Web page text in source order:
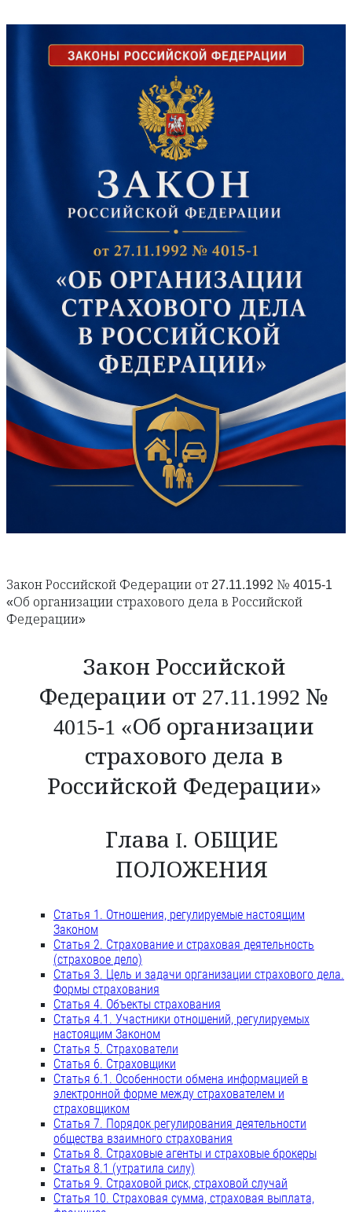
Закон Российской Федерации от 27.11.1992 № 4015-1
«Об организации страхового дела в Российской
Федерации»
Закон Российской
Федерации от 27.11.1992 №
4015-1 «Об организации
страхового дела в
Российской Федерации»
Глава I. ОБЩИЕ
ПОЛОЖЕНИЯ
Статья 1. Отношения, регулируемые настоящим
Законом
Статья 2. Страхование и страховая деятельность
(страховое дело)
Статья 3. Цель и задачи организации страхового дела.
Формы страхования
Статья 4. Объекты страхования
Статья 4.1. Участники отношений, регулируемых
настоящим Законом
Статья 5. Страхователи
Статья 6. Страховщики
Статья 6.1. Особенности обмена информацией в
электронной форме между страхователем и
страховщиком
Статья 7. Порядок регулирования деятельности
общества взаимного страхования
Статья 8. Страховые агенты и страховые брокеры
Статья 8.1 (утратила силу)
Статья 9. Страховой риск, страховой случай
Статья 10. Страховая сумма, страховая выплата,